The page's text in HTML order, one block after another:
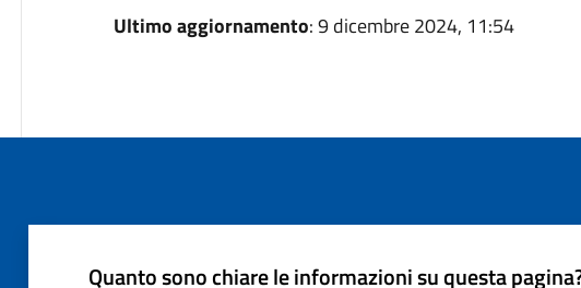
Ultimo aggiornamento: 9 dicembre 2024, 11:54
Quanto sono chiare le informazioni su questa